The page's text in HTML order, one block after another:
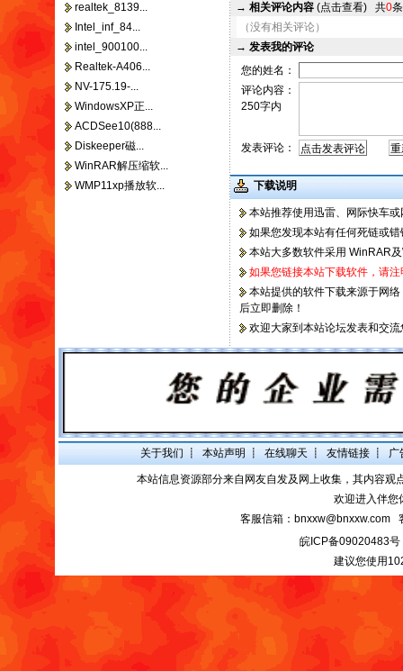
realtek_8139...
Intel_inf_84...
intel_900100...
Realtek-A406...
NV-175.19-...
WindowsXP正...
ACDSee10(888...
Diskeeper磁...
WinRAR解压缩软...
WMP11xp播放软...
→ 相关评论内容 (点击查看) 共0
（没有相关评论）
→ 发表我的评论
您的姓名：
评论内容：
250字内
发表评论：
下载说明
本站推荐使用迅雷、 网际快车或
如果您发现本站有任何死链或错
本站大多数软件采用 WinRAR及
如果您链接本站下载软件，请注
本站提供的软件下载来源于网
后立即删除！
欢迎大家到本站论坛发表和交
关于我们 ┋ 本站声明 ┋ 在线聊天 ┋ 友情链接 ┋ 广
本站信息资源部分来自网友自发及网上收集，其内容
欢迎进入伴您
客服信箱：bnxxw@bnxxw.com
皖ICP备09020483号
建议您使用